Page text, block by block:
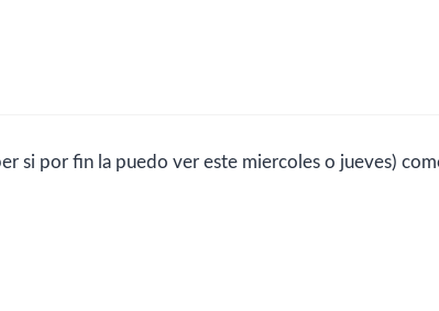
si por fin la puedo ver este miercoles o jueves)